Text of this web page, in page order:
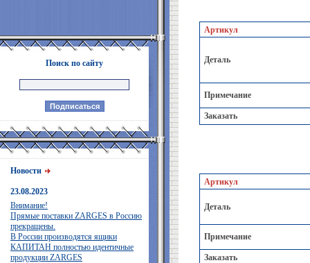
Поиск по сайту
Новости
23.08.2023
Внимание!
Прямые поставки ZARGES в Россию
прекращены.
В России производятся ящики
КАПИТАН полностью идентичные
продукции ZARGES
Артикул
Деталь
Примечание
Заказать
Артикул
Деталь
Примечание
Заказать